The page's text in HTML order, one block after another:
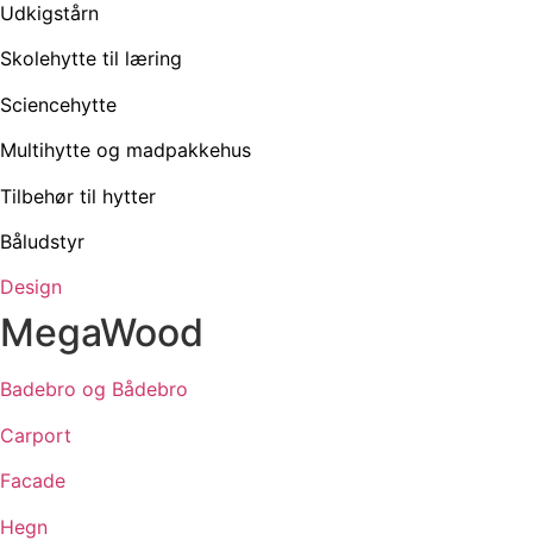
Udkigstårn
Skolehytte til læring
Sciencehytte
Multihytte og madpakkehus
Tilbehør til hytter
Båludstyr
Design
MegaWood
Badebro og Bådebro
Carport
Facade
Hegn